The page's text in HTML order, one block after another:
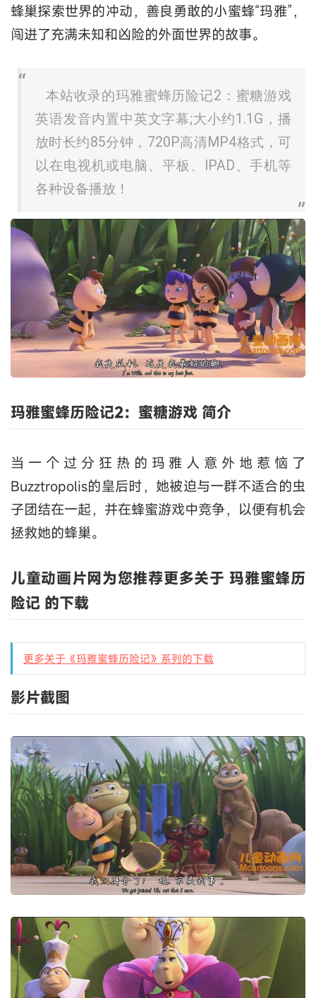
蜂巢探索世界的冲动，善良勇敢的小蜜蜂“玛雅”，
闯进了充满未知和凶险的外面世界的故事。
本站收录的玛雅蜜蜂历险记2：蜜糖游戏
英语发音内置中英文字幕;大小约1.1G，播
放时长约85分钟，720P高清MP4格式，可
以在电视机或电脑、平板、IPAD、手机等
各种设备播放！
玛雅蜜蜂历险记2：蜜糖游戏 简介
当一个过分狂热的玛雅人意外地惹恼了
Buzztropolis的皇后时，她被迫与一群不适合的虫
子团结在一起，并在蜂蜜游戏中竞争，以便有机会
拯救她的蜂巢。
儿童动画片网为您推荐更多关于 玛雅蜜蜂历
险记 的下载
更多关于《玛雅蜜蜂历险记》系列的下载
影片截图